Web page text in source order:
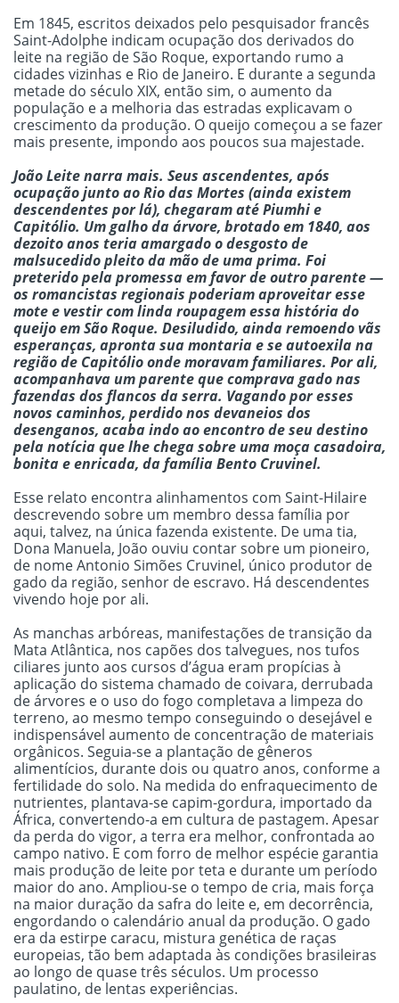
Em 1845, escritos deixados pelo pesquisador francês
Saint-Adolphe indicam ocupação dos derivados do
leite na região de São Roque, exportando rumo a
cidades vizinhas e Rio de Janeiro. E durante a segunda
metade do século XIX, então sim, o aumento da
população e a melhoria das estradas explicavam o
crescimento da produção. O queijo começou a se fazer
mais presente, impondo aos poucos sua majestade.
João Leite narra mais. Seus ascendentes, após
ocupação junto ao Rio das Mortes (ainda existem
descendentes por lá), chegaram até Piumhi e
Capitólio. Um galho da árvore, brotado em 1840, aos
dezoito anos teria amargado o desgosto de
malsucedido pleito da mão de uma prima. Foi
preterido pela promessa em favor de outro parente —
os romancistas regionais poderiam aproveitar esse
mote e vestir com linda roupagem essa história do
queijo em São Roque. Desiludido, ainda remoendo vãs
esperanças, apronta sua montaria e se autoexila na
região de Capitólio onde moravam familiares. Por ali,
acompanhava um parente que comprava gado nas
fazendas dos flancos da serra. Vagando por esses
novos caminhos, perdido nos devaneios dos
desenganos, acaba indo ao encontro de seu destino
pela notícia que lhe chega sobre uma moça casadoira,
bonita e enricada, da família Bento Cruvinel.
Esse relato encontra alinhamentos com Saint-Hilaire
descrevendo sobre um membro dessa família por
aqui, talvez, na única fazenda existente. De uma tia,
Dona Manuela, João ouviu contar sobre um pioneiro,
de nome Antonio Simões Cruvinel, único produtor de
gado da região, senhor de escravo. Há descendentes
vivendo hoje por ali.
As manchas arbóreas, manifestações de transição da
Mata Atlântica, nos capões dos talvegues, nos tufos
ciliares junto aos cursos d’água eram propícias à
aplicação do sistema chamado de coivara, derrubada
de árvores e o uso do fogo completava a limpeza do
terreno, ao mesmo tempo conseguindo o desejável e
indispensável aumento de concentração de materiais
orgânicos. Seguia-se a plantação de gêneros
alimentícios, durante dois ou quatro anos, conforme a
fertilidade do solo. Na medida do enfraquecimento de
nutrientes, plantava-se capim-gordura, importado da
África, convertendo-a em cultura de pastagem. Apesar
da perda do vigor, a terra era melhor, confrontada ao
campo nativo. E com forro de melhor espécie garantia
mais produção de leite por teta e durante um período
maior do ano. Ampliou-se o tempo de cria, mais força
na maior duração da safra do leite e, em decorrência,
engordando o calendário anual da produção. O gado
era da estirpe caracu, mistura genética de raças
europeias, tão bem adaptada às condições brasileiras
ao longo de quase três séculos. Um processo
paulatino, de lentas experiências.